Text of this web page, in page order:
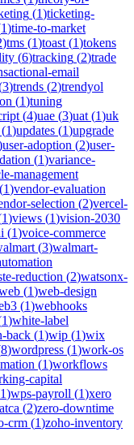
(1)ticketing-
1)time-to-market
)tms (1)toast (1)tokens
(6)tracking (2)trade
email
3)trends (2)trendyol
(1)tuning
(4)uae (3)uat (1)uk
(1)updates (1)upgrade
user-adoption (2)user-
(1)variance-
management
(1)vendor-evaluation
selection (2)vercel-
1)views (1)vision-2030
(1)voice-commerce
(3)walmart-
reduction (2)watsonx-
(1)web-design
(1)webhooks
1)white-label
back (1)wip (1)wix
8)wordpress (1)work-os
(1)workflows
capital
1)wps-payroll (1)xero
(2)zero-downtime
crm (1)zoho-inventory